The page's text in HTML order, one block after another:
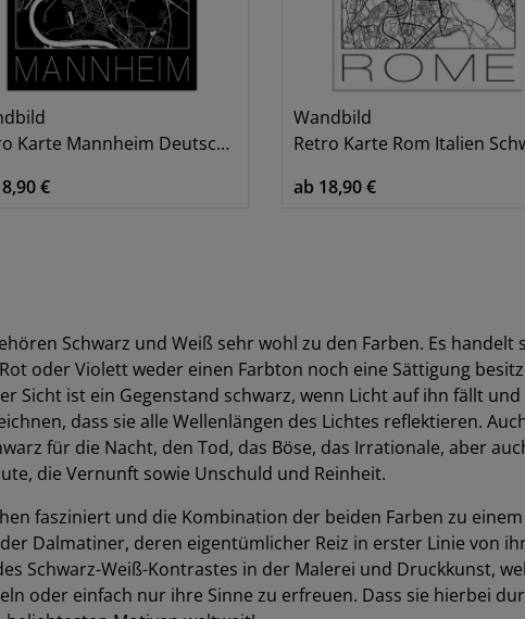
Mannheim Deutschland Schwarz
€
Wandbild
Retro Karte Rom Italien Schwarz &
ab 18,90 €
Schwarz und Weiß sehr wohl zu den Farben. Es handelt
oder Violett weder einen Farbton noch eine Sättigung
Sicht ist ein Gegenstand schwarz, wenn Licht auf ihn fällt
dass sie alle Wellenlängen des Lichtes reflektieren.
für die Nacht, den Tod, das Böse, das Irrationale, aber
die Vernunft sowie Unschuld und Reinheit.
fasziniert und die Kombination der beiden Farben zu
Dalmatiner, deren eigentümlicher Reiz in erster Linie von
Schwarz-Weiß-Kontrastes in der Malerei und Druckkunst,
oder einfach nur ihre Sinne zu erfreuen. Dass sie hierbei